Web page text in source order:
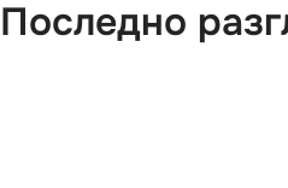
Последно